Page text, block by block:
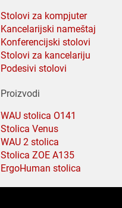
Stolovi za kompjuter
Kancelarijski nameštaj
Konferencijski stolovi
Stolovi za kancelariju
Podesivi stolovi
Proizvodi
WAU stolica O141
Stolica Venus
WAU 2 stolica
Stolica ZOE A135
ErgoHuman stolica